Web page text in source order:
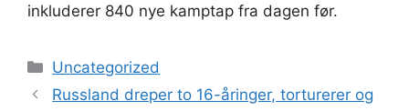
inkluderer 840 nye kamptap fra dagen før.
Kategorier
Uncategorized
Russland dreper to 16-åringer, torturerer og